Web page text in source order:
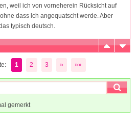
weil ich von vorneherein Rücksicht auf
dass ich angequatscht werde. Aber
typisch deutsch.
1 2 3 » »»
gemerkt